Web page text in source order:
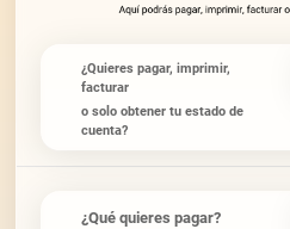
¿Quieres pagar, imprimir,
facturar
o solo obtener tu estado de
cuenta?
¿Qué quieres pagar?